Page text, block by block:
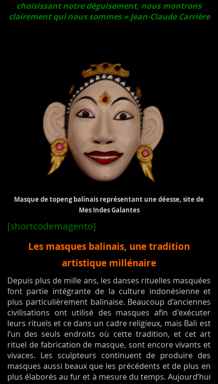
choisissant notre déguisement, nous montrons
clairement qui nous sommes »Jean-Claude Carrière
Masque de topeng balinais représentant une déesse, site de
Mes Indes Galantes
[shortcodemagento]
Les masques balinais, une tradition
artistique millénaire
Depuis plus de mille ans, les danses rituelles masquées
font partie intégrante de la culture indonésienne et
plus particulièrement balinaise. Beaucoup d’anciennes
civilisations ont utilisé des masques afin d'exécuter
leurs rituels et ce dans un cadre religieux, mais Bali est
l’un des seuls endroits où cette tradition, et cet art
rituel de fabrication de masque, sont encore vivants et
vivaces. Les sculpteurs continuent de produire des
masques aussi beaux que les précédents et de plus en
plus élaborés au fur et à mesure du temps. Aujourd’hui